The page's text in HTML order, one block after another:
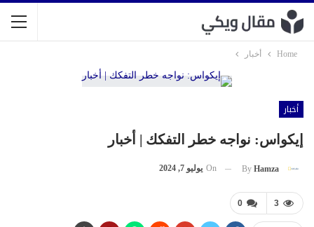
Home أخبار
أخبار
إيكواس: نواجه خطر التفكك | أخبار
By Hamza
On يوليو 7, 2024
0 3